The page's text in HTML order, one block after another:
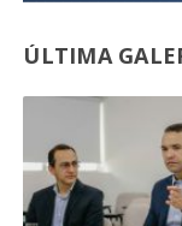
ÚLTIMA